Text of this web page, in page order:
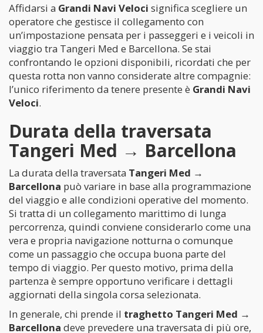
Affidarsi a Grandi Navi Veloci significa scegliere un
operatore che gestisce il collegamento con
un’impostazione pensata per i passeggeri e i veicoli in
viaggio tra Tangeri Med e Barcellona. Se stai
confrontando le opzioni disponibili, ricordati che per
questa rotta non vanno considerate altre compagnie:
l’unico riferimento da tenere presente è Grandi Navi
Veloci.
Durata della traversata
Tangeri Med → Barcellona
La durata della traversata Tangeri Med →
Barcellona può variare in base alla programmazione
del viaggio e alle condizioni operative del momento.
Si tratta di un collegamento marittimo di lunga
percorrenza, quindi conviene considerarlo come una
vera e propria navigazione notturna o comunque
come un passaggio che occupa buona parte del
tempo di viaggio. Per questo motivo, prima della
partenza è sempre opportuno verificare i dettagli
aggiornati della singola corsa selezionata.
In generale, chi prende il traghetto Tangeri Med →
Barcellona deve prevedere una traversata di più ore,